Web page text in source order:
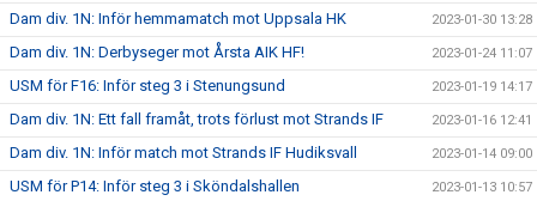
Dam div. 1N: Inför hemmamatch mot Uppsala HK 2023-01-30 13:28
Dam div. 1N: Derbyseger mot Årsta AIK HF! 2023-01-24 11:07
USM för F16: Inför steg 3 i Stenungsund 2023-01-19 14:17
Dam div. 1N: Ett fall framåt, trots förlust mot Strands IF 2023-01-16 12:41
Dam div. 1N: Inför match mot Strands IF Hudiksvall 2023-01-14 09:00
USM för P14: Inför steg 3 i Sköndalshallen 2023-01-13 10:57